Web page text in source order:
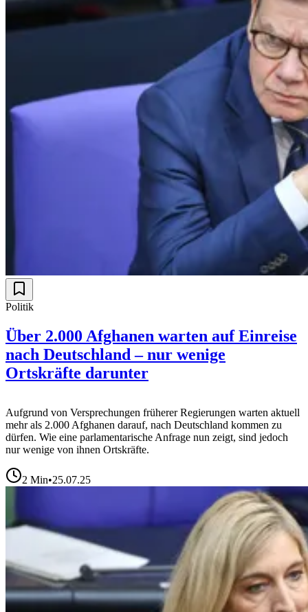
Politik
Über 2.000 Afghanen warten auf Einreise
nach Deutschland – nur wenige
Ortskräfte darunter
Aufgrund von Versprechungen früherer Regierungen warten aktuell
mehr als 2.000 Afghanen darauf, nach Deutschland kommen zu
dürfen. Wie eine parlamentarische Anfrage nun zeigt, sind jedoch
nur wenige von ihnen Ortskräfte.
2 Min•25.07.25